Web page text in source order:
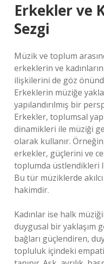
Erkekler ve
Sezgi
Müzik ve toplum
erkeklerin ve
ilişkilerini de göz
Erkeklerin müziğe
yapılandırılmış bir
Erkekler, toplumsal
dinamikleri ile müziği
olarak kullanır.
erkekler, güçlerini ve
toplumda üstlendikleri
Bu tür müziklerde
hakimdir.
Kadınlar ise halk
duygusal bir yaklaşım
bağları güçlendiren,
topluluk içindeki